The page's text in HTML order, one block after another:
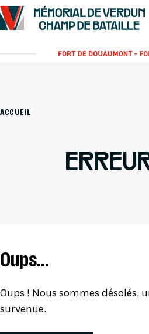
ACCUEIL
Oups...
Oups ! Nous sommes désolés,
survenue.